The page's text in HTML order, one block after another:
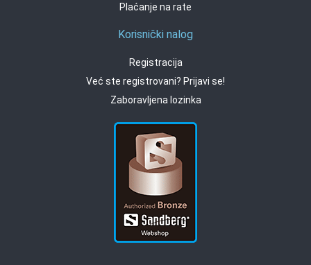
Plaćanje na rate
Korisnički nalog
Registracija
Već ste registrovani? Prijavi se!
Zaboravljena lozinka